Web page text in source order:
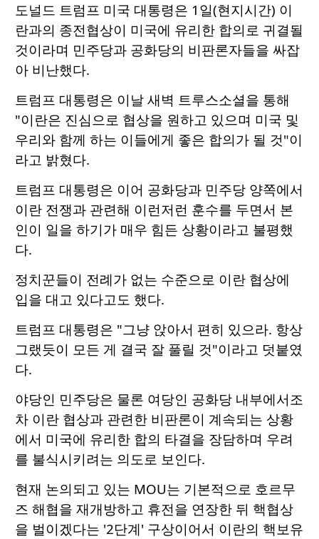
도널드 트럼프 미국 대통령은 1일(현지시간) 이
란과의 종전협상이 미국에 유리한 합의로 귀결될
것이라며 민주당과 공화당의 비판론자들을 싸잡
아 비난했다.
트럼프 대통령은 이날 새벽 트루스소셜을 통해
"이란은 진심으로 협상을 원하고 있으며 미국 및
우리와 함께 하는 이들에게 좋은 합의가 될 것"이
라고 밝혔다.
트럼프 대통령은 이어 공화당과 민주당 양쪽에서
이란 전쟁과 관련해 이런저런 훈수를 두면서 본
인이 일을 하기가 매우 힘든 상황이라고 불평했
다.
정치꾼들이 전례가 없는 수준으로 이란 협상에
입을 대고 있다고도 했다.
트럼프 대통령은 "그냥 앉아서 편히 있으라. 항상
그랬듯이 모든 게 결국 잘 풀릴 것"이라고 덧붙였
다.
야당인 민주당은 물론 여당인 공화당 내부에서조
차 이란 협상과 관련한 비판론이 계속되는 상황
에서 미국에 유리한 합의 타결을 장담하며 우려
를 불식시키려는 의도로 보인다.
현재 논의되고 있는 MOU는 기본적으로 호르무
즈 해협을 재개방하고 휴전을 연장한 뒤 핵협상
을 벌이겠다는 '2단계' 구상이어서 이란의 핵보유